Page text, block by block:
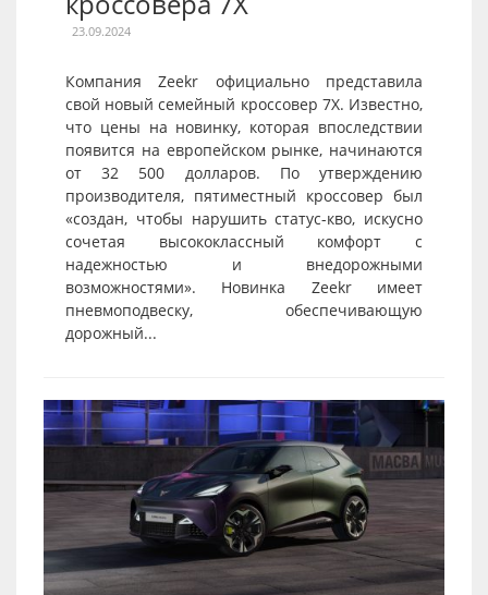
23.09.2024
Компания Zeekr официально представила
свой новый семейный кроссовер 7X. Известно,
что цены на новинку, которая впоследствии
появится на европейском рынке, начинаются
от 32 500 долларов. По утверждению
производителя, пятиместный кроссовер был
«создан, чтобы нарушить статус-кво, искусно
сочетая высококлассный комфорт с
надежностью и внедорожными
возможностями». Новинка Zeekr имеет
пневмоподвеску, обеспечивающую
дорожный...